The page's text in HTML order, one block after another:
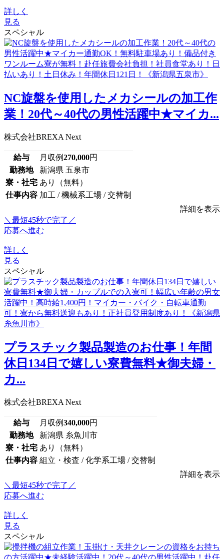
詳しく
見る
スペシャル
NC旋盤を使用したメカシールの加工作
業！20代～40代の男性活躍中★マイカ...
株式会社BREXA Next
給与 月収例270,000円
勤務地
新潟県 五泉市
寮・社宅 あり（無料）
仕事内容 加工 / 機械系工場 / 交替制
詳細を表示
＼最短45秒で完了／
応募へ進む
詳しく
見る
スペシャル
プラスチック製品製造のお仕事！年間
休日134日で嬉しい寮費無料★御夫婦・
カ...
株式会社BREXA Next
給与 月収例340,000円
勤務地
新潟県 糸魚川市
寮・社宅 あり（無料）
仕事内容 組立・検査 / 化学系工場 / 交替制
詳細を表示
＼最短45秒で完了／
応募へ進む
詳しく
見る
スペシャル